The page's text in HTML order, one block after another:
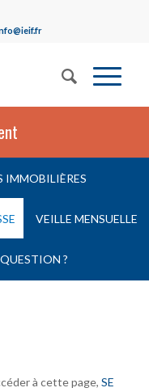
IMMOBILIÈRES
VEILLE MENSUELLE
?
à cette page, SE